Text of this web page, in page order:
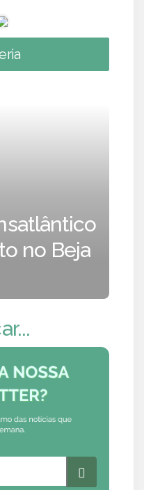
no Beja